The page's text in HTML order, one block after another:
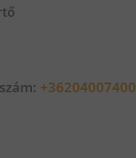
+36204007400